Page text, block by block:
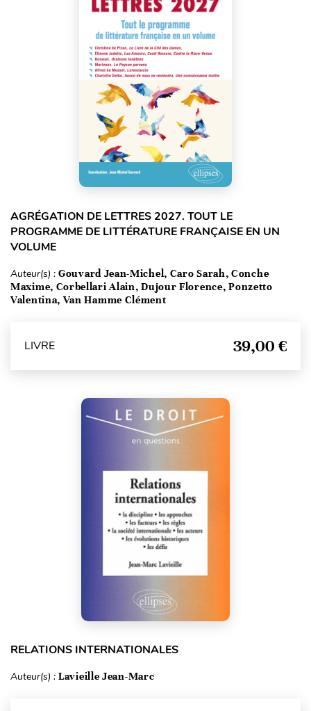
AGRÉGATION DE LETTRES 2027. TOUT LE
PROGRAMME DE LITTÉRATURE FRANÇAISE EN UN
VOLUME
Auteur(s) : Gouvard Jean-Michel, Caro Sarah, Conche
Maxime, Corbellari Alain, Dujour Florence, Ponzetto
Valentina, Van Hamme Clément
LIVRE 39,00 €
RELATIONS INTERNATIONALES
Auteur(s) : Lavieille Jean-Marc